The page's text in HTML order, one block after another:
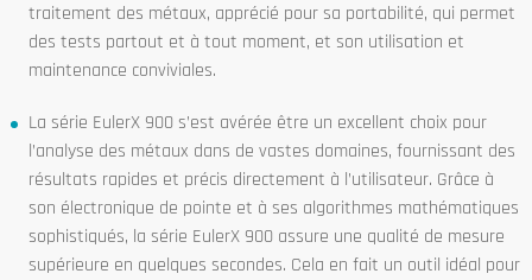
traitement des métaux, apprécié pour sa portabilité, qui permet
des tests partout et à tout moment, et son utilisation et
maintenance conviviales.
La série EulerX 900 s’est avérée être un excellent choix pour
l’analyse des métaux dans de vastes domaines, fournissant des
résultats rapides et précis directement à l’utilisateur. Grâce à
son électronique de pointe et à ses algorithmes mathématiques
sophistiqués, la série EulerX 900 assure une qualité de mesure
supérieure en quelques secondes. Cela en fait un outil idéal pour